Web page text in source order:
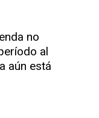
no
al
aún está